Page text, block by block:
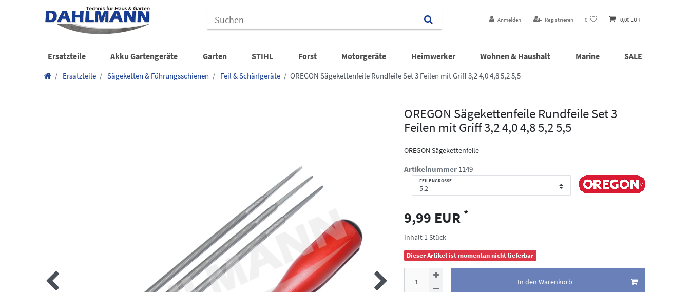
Anmelden Registrieren 0 0,00 EUR
Ersatzteile Akku Gartengeräte Garten STIHL Forst Motorgeräte Heimwerker Wohnen & Haushalt Marine SALE
Ersatzteile Sägeketten & Führungsschienen Feil & Schärfgeräte OREGON Sägekettenfeile Rundfeile Set 3 Feilen mit Griff 3,2 4,0 4,8 5,2 5,5
OREGON Sägekettenfeile Rundfeile Set 3
Feilen mit Griff 3,2 4,0 4,8 5,2 5,5
OREGON Sägekettenfeile
Artikelnummer 1149
FEILENGRÖSSE
9,99 EUR *
Inhalt 1Stück
Dieser Artikel ist momentan nicht lieferbar
In den Warenkorb